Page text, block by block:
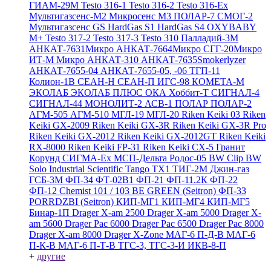
ГИАМ-29М Testo 316-1 Testo 316-2 Testo 316-Ex
Мультигазсенс-М2 Микросенс М3 ПОЛАР-7 СМОГ-2
Мультигазсенс GS HardGas S1 HardGas S4 OXYBABY
M+ Testo 317-2 Testo 317-3 Testo 310 Палладий-3М
АНКАТ-7631Микро АНКАТ-7664Микро СГГ-20Микро
ИТ-М Микро АНКАТ-310 АНКАТ-7635Smokerlyzer
АНКАТ-7655-04 АНКАТ-7655-05, -06 ТГП-11
Колион-1В СЕАН-Н СЕАН-П ИГС-98 КОМЕТА-М
ЭКОЛАБ ЭКОЛАБ ПЛЮС ОКА Хоббит-Т СИГНАЛ-4
СИГНАЛ-44 МОНОЛИТ-2 АСВ-1 ПОЛАР ПОЛАР-2
АГМ-505 АГМ-510 МГЛ-19 МГЛ-20 Riken Keiki 03 Riken
Keiki GX-2009 Riken Keiki GX-3R Riken Keiki GX-3R Pro
Riken Keiki GX-2012 Riken Keiki GX-2012GT Riken Keiki
RX-8000 Riken Keiki FP-31 Riken Keiki CX-5 Гранит
Корунд СИГМА-Ех МСП-Дельта Родос-05 BW Clip BW
Solo Industrial Scientific Tango TX1 ТИГ-2М Джин-газ
ГСБ-3М ФП-34 ФТ-02В1 ФП-21 ФП-11.2К ФП-22
ФП-12 Chemist 101 / 103 BE GREEN (Seitron) ФП-33
PORRDZBI (Seitron) КИП-МГ1 КИП-МГ4 КИП-МГ5
Бинар-1П Drager X-am 2500 Drager X-am 5000 Drager X-
am 5600 Drager Pac 6000 Drager Pac 6500 Drager Pac 8000
Drager X-am 8000 Drager X-Zone МАГ-6 П-Д-В МАГ-6
П-К-В МАГ-6 П-Т-В ТГС-3, ТГС-3-И ИКВ-8-П
+ другие